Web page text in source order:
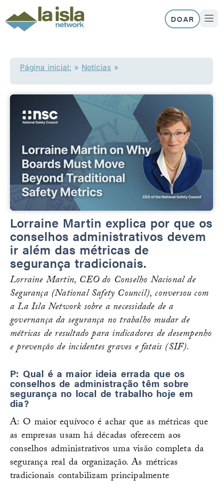
to
content
DOAR
Página inicial: » Notícias »
Lorraine Martin explica por que os
conselhos administrativos devem
ir além das métricas de
segurança tradicionais.
Lorraine Martin, CEO do Conselho Nacional de
Segurança (National Safety Council), conversou com
a La Isla Network sobre a necessidade de a
governança da segurança no trabalho mudar de
métricas de resultado para indicadores de desempenho
e prevenção de incidentes graves e fatais (SIF).
P: Qual é a maior ideia errada que os
conselhos de administração têm sobre
segurança no local de trabalho hoje em
dia?
A: O maior equívoco é achar que as métricas que
as empresas usam há décadas oferecem aos
conselhos administrativos uma visão completa da
segurança real da organização. As métricas
tradicionais contabilizam principalmente